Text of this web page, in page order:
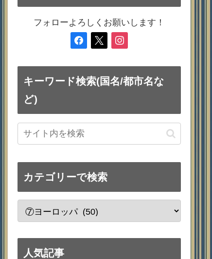
フォローよろしくお願いします！
facebook
instagram
キーワード検索(国名/都市名な
ど)
カテゴリーで検索
人気記事